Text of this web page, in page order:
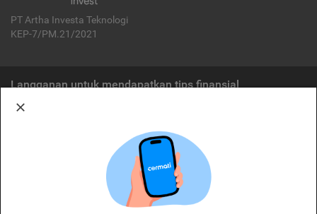
PT Artha Investa Teknologi
KEP-7/PM.21/2021
Langganan untuk mendapatkan tips finansial
Cermati merupakan penyelenggara agregasi jasa keuangan yang terdaftar di
OJK. Oleh karena itu, produk dan/atau layanan jasa keuangan yang
ditawarkan bukan merupakan produk dan/atau layanan jasa keuangan yang
diterbitkan oleh Cermati dan Cermati tidak bertanggung jawab atas tuntutan